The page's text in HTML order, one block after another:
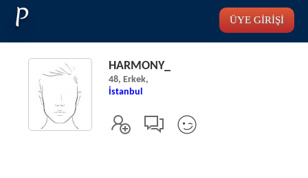
P ÜYE GİRİŞİ
HARMONY_
48, Erkek,
İstanbul